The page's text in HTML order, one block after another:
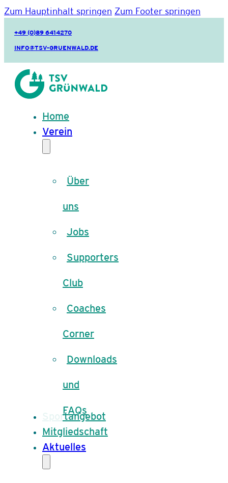
Zum Hauptinhalt springen Zum Footer springen
+49 (0)89 6414270
INFO@TSV-GRUENWALD.DE
Home
Verein
Über
uns
Jobs
Supporters
Club
Coaches
Corner
Downloads
und
FAQs
Sportangebot
Mitgliedschaft
Aktuelles